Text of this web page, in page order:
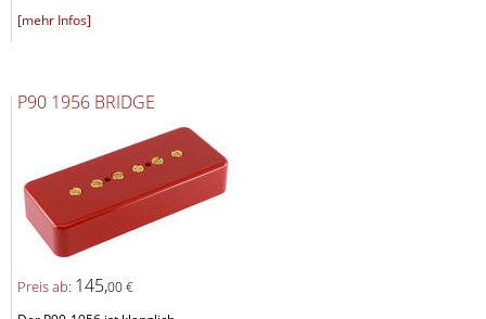
[mehr Infos]
P90 1956 BRIDGE
Preis ab: 145,00 €